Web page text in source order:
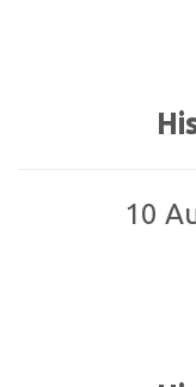
10